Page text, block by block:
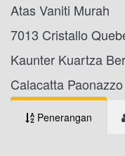
Atas Vaniti Murah
7013 Cristallo
Kaunter Kuartza
Calacatta
Penerangan